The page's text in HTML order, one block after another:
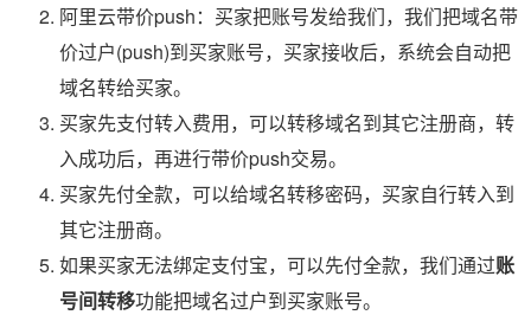
阿里云带价push：买家把账号发给我们，我们把域名带
价过户(push)到买家账号，买家接收后，系统会自动把
域名转给买家。
买家先支付转入费用，可以转移域名到其它注册商，转
入成功后，再进行带价push交易。
买家先付全款，可以给域名转移密码，买家自行转入到
其它注册商。
如果买家无法绑定支付宝，可以先付全款，我们通过账
号间转移功能把域名过户到买家账号。